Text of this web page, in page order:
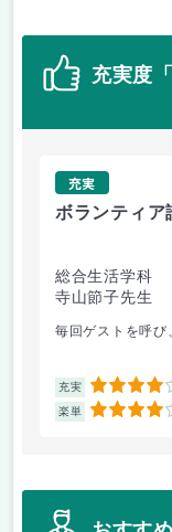
充実度
充実
ボランティア
総合生活学科
寺山節子先生
毎回ゲストを呼び
充実 4
楽単 4